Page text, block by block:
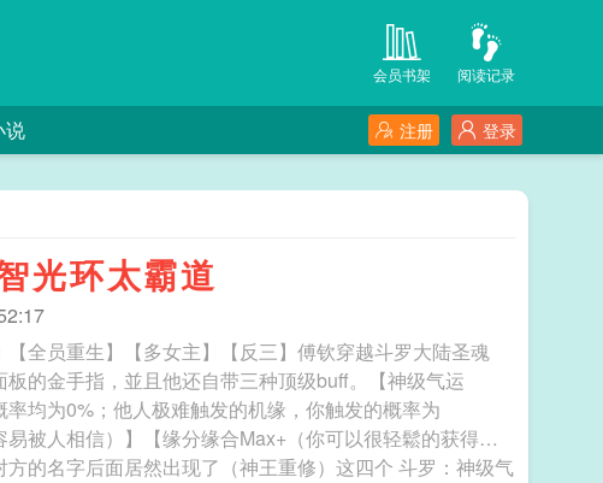
阅读记录
会员书架
说 登录
注册
光环太霸道
全员重生】【多女主】【反三】傅钦穿越斗罗大陆圣魂
的金手指，並且他还自带三种顶级buff。【神级气运
均为0%；他人极难触发的机缘，你触发的概率为
被人相信）】【缘分缘合Max+（你可以很轻鬆的获得异
后面居然出现了（神王重修）这四个 斗罗：神级气